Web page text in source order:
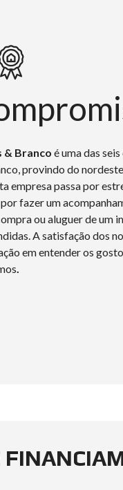
& Branco é uma das
provindo do nordeste
empresa passa por
fazer um
ou aluguer de um
A satisfação dos
em entender os
.